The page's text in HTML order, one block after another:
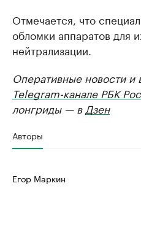
Отмечается, что
обломки аппаратов для
нейтрализации.
Оперативные новости
Telegram-канале РБК
лонгриды — в Дзен
Авторы
Егор Маркин